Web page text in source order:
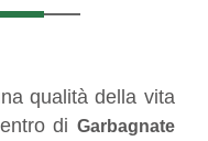
qualità della vita
di Garbagnate